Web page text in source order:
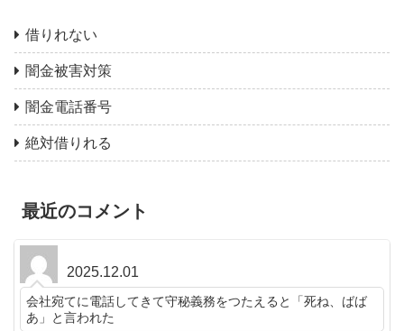
借りれない
闇金被害対策
闇金電話番号
絶対借りれる
最近のコメント
2025.12.01
会社宛てに電話してきて守秘義務をつたえると「死ね、ばば
あ」と言われた